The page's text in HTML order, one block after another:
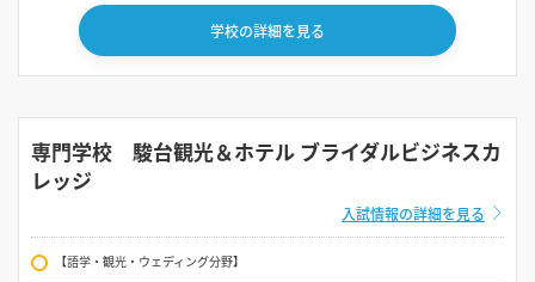
学校の詳細を見る
専門学校 駿台観光＆ホテル ブライダルビジネスカ
レッジ
入試情報の詳細を見る
【語学・観光・ウェディング分野】